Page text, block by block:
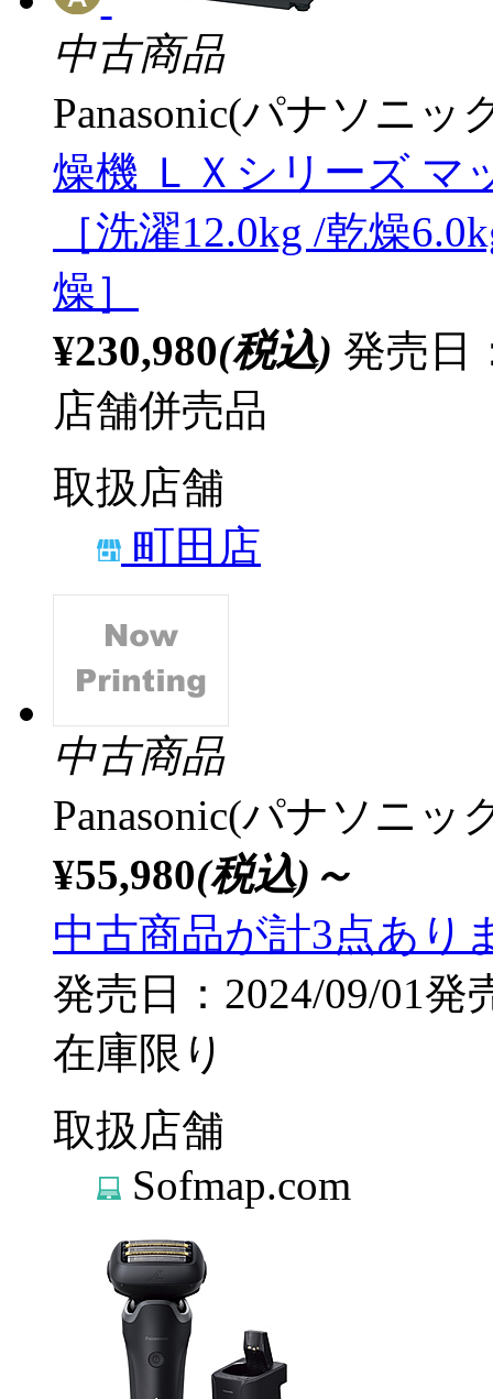
中古商品
Panasonic(パナソニッ
燥機 ＬＸシリーズ マ
［洗濯12.0kg /乾燥
燥］
¥230,980(税込) 発売日
店舗併売品
取扱店舗
町田店
中古商品
Panasonic(パナソニッ
¥55,980(税込)～
中古商品が計3点あり
発売日：2024/09/01発
在庫限り
取扱店舗
Sofmap.com